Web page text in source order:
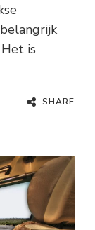
is
SHARE